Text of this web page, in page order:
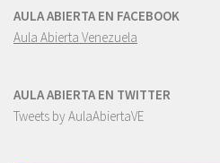
AULA ABIERTA EN FACEBOOK
Aula Abierta Venezuela
AULA ABIERTA EN TWITTER
Tweets by AulaAbiertaVE